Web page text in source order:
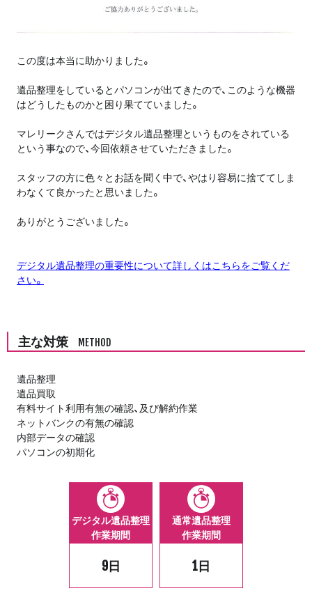
この度は本当に助かりました。
遺品整理をしているとパソコンが出てきたので、このような機器
はどうしたものかと困り果てていました。
マレリークさんではデジタル遺品整理というものをされている
という事なので、今回依頼させていただきました。
スタッフの方に色々とお話を聞く中で、やはり容易に捨ててしま
わなくて良かったと思いました。
ありがとうございました。
デジタル遺品整理の重要性について詳しくはこちらをご覧くだ
さい。
主な対策 METHOD
遺品整理
遺品買取
有料サイト利用有無の確認、及び解約作業
ネットバンクの有無の確認
内部データの確認
パソコンの初期化
デジタル遺品整理
作業期間
9日
通常遺品整理
作業期間
1日